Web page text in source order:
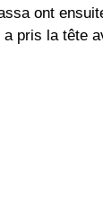
ont
a pris la tête